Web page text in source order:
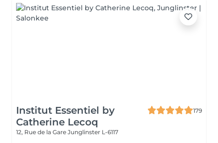
Institut Essentiel by
Catherine Lecoq
179
12, Rue de la Gare Junglinster L-6117